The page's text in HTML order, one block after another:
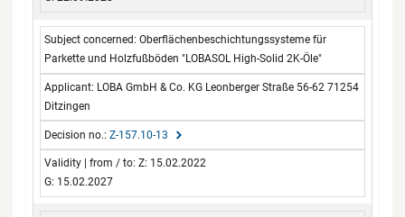
Oberflächenbeschichtungssysteme für
Parkette und Holzfußböden "LOBASOL High-Solid 2K-Öle"
LOBA GmbH & Co. KG Leonberger Straße 56-62 71254
Ditzingen
Z-157.10-13
Z: 15.02.2022
G: 15.02.2027